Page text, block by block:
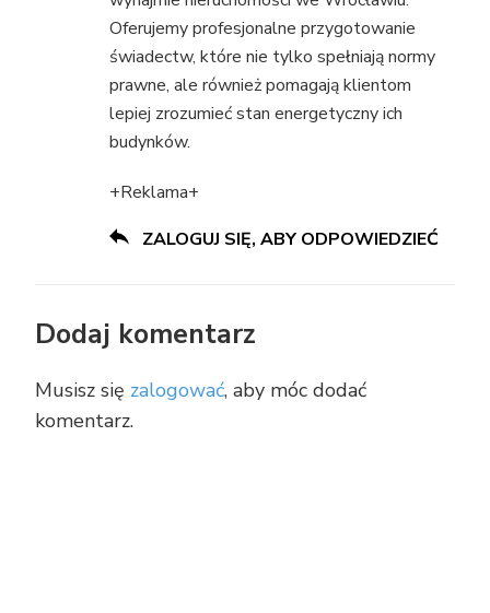
Oferujemy profesjonalne przygotowanie
świadectw, które nie tylko spełniają normy
prawne, ale również pomagają klientom
lepiej zrozumieć stan energetyczny ich
budynków.
+Reklama+
ZALOGUJ SIĘ, ABY ODPOWIEDZIEĆ
Dodaj komentarz
Musisz się zalogować, aby móc dodać
komentarz.